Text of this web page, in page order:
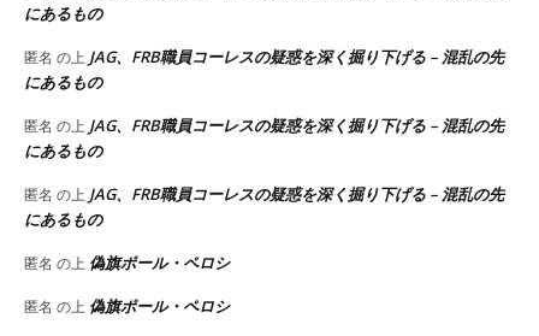
にあるもの
匿名 の上 JAG、FRB職員コーレスの疑惑を深く掘り下げる – 混乱の先
にあるもの
匿名 の上 JAG、FRB職員コーレスの疑惑を深く掘り下げる – 混乱の先
にあるもの
匿名 の上 JAG、FRB職員コーレスの疑惑を深く掘り下げる – 混乱の先
にあるもの
匿名 の上 偽旗ポール・ペロシ
匿名 の上 偽旗ポール・ペロシ